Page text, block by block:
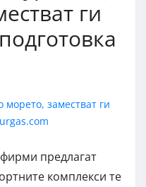
ги
предлагат
комплекси те